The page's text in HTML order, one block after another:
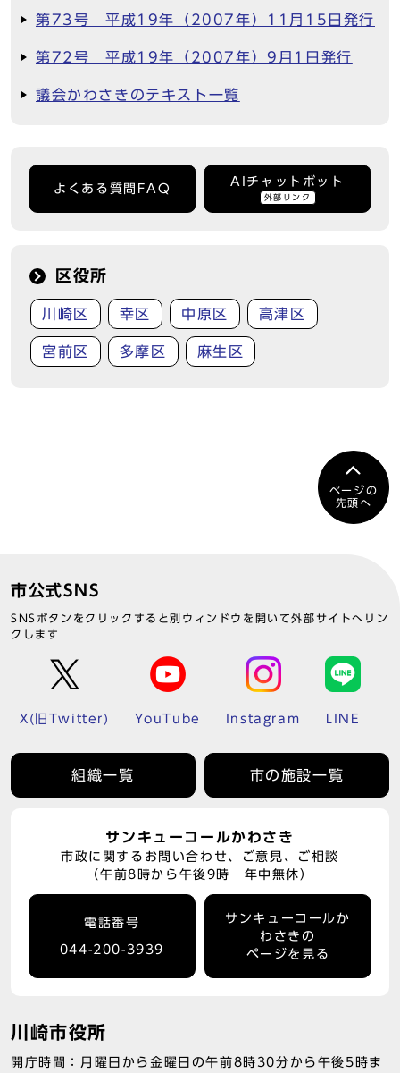
第73号 平成19年（2007年）11月15日発行
第72号 平成19年（2007年）9月1日発行
議会かわさきのテキスト一覧
よくある質問FAQ
AIチャットボット
外部リンク
区役所
川崎区 幸区 中原区 高津区
宮前区 多摩区 麻生区
ページの
先頭へ
市公式SNS
SNSボタンをクリックすると別ウィンドウを開いて外部サイトへリン
クします
X(旧Twitter) YouTube Instagram LINE
組織一覧 市の施設一覧
サンキューコールかわさき
市政に関するお問い合わせ、ご意見、ご相談
（午前8時から午後9時 年中無休）
電話番号
044-200-3939
サンキューコールか
わさきの
ページを見る
川崎市役所
開庁時間：月曜日から金曜日の午前8時30分から午後5時ま